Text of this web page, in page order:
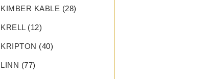
KIMBER KABLE (28)
KRELL(12)
KRIPTON (40)
LINN (77)